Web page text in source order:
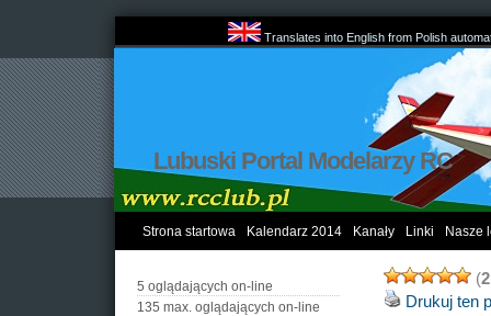
Translates into English from Polish
Lubuski Portal Modelarzy RC
Strona startowa Kalendarz 2014 Kanały Linki Nasze
5 oglądających on-line
135 max. oglądających on-line
(2
Drukuj ten